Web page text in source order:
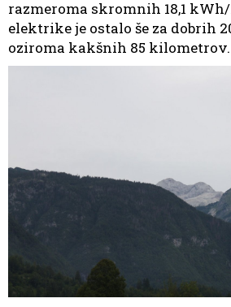
razmeroma skromnih 18,1
elektrike je ostalo še za dobrih
oziroma kakšnih 85 kilometrov.